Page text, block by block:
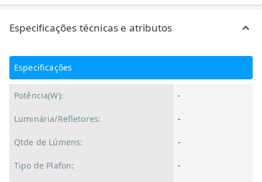
Especificações técnicas e atributos
Especificações
Potência(W): -
Luminária/Refletores: -
Qtde de Lúmens: -
Tipo de Plafon: -